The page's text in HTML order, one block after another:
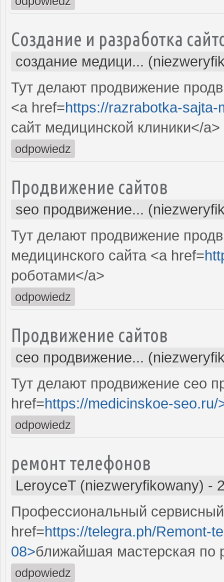
Создание и разработка
создание медици...
Тут делают продвижение
<a href=https://razrabotka-
сайт медицинской клиники</a>
odpowiedz
Продвижение сайтов
seo продвижение...
Тут делают продвижение
медицинского сайта <a href=
роботами</a>
odpowiedz
Продвижение сайтов
сео продвижение...
Тут делают продвижение сео
href=https://medicinskoe-seo.ru/
odpowiedz
ремонт телефонов
LeroyceT (niezweryfikowany) -
Профессиональный
href=https://telegra.ph/Remont-
08>ближайшая мастерская по
odpowiedz